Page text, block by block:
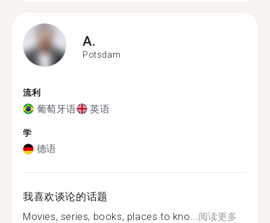
A.
Potsdam
流利
葡萄牙语 英语
学
德语
我喜欢谈论的话题
Movies, series, books, places to kno...阅读更多